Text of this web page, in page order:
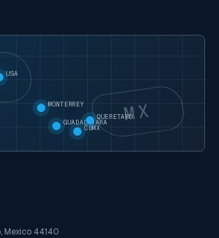
MX
USA
MONTERREY
GUADALAJARA
CDMX
QUERETARO
Mexico 44140